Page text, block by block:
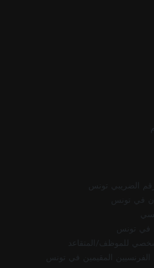
الضريبي تونس
في تونس
في تونس
للموظف/المتقاعد
الفرنسيين المقيمين في تونس